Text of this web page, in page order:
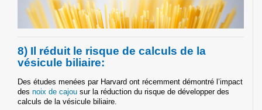
8) Il réduit le risque de calculs de la
vésicule biliaire:
Des études menées par Harvard ont récemment démontré l’impact
des noix de cajou sur la réduction du risque de développer des
calculs de la vésicule biliaire.